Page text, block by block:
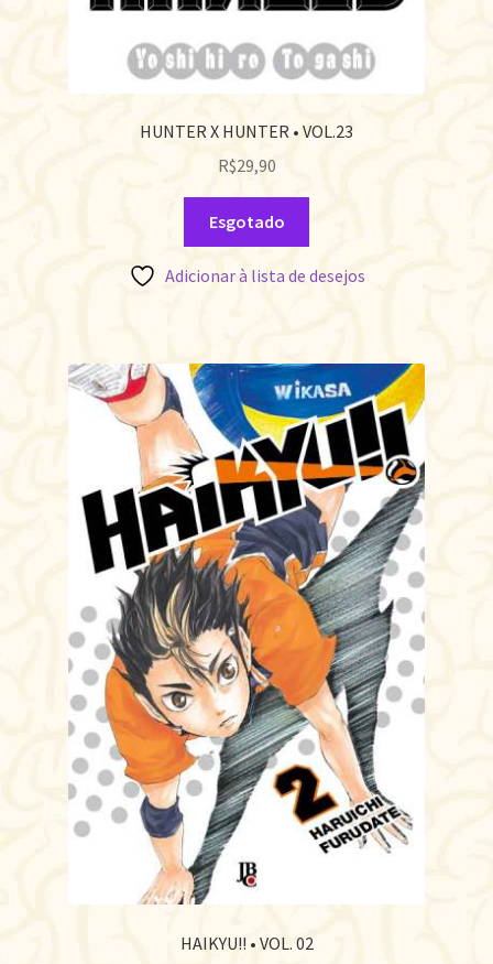
HUNTER X HUNTER • VOL.23
R$29,90
Esgotado
Adicionar à lista de desejos
HAIKYU!! • VOL. 02